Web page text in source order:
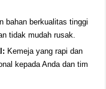
bahan berkualitas tinggi
tidak mudah rusak.
Kemeja yang rapi dan
kepada Anda dan tim